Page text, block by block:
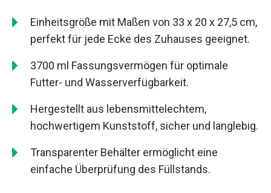
Einheitsgröße mit Maßen von 33 x 20 x 27,5 cm,
perfekt für jede Ecke des Zuhauses geeignet.
3700 ml Fassungsvermögen für optimale
Futter- und Wasserverfügbarkeit.
Hergestellt aus lebensmittelechtem,
hochwertigem Kunststoff, sicher und langlebig.
Transparenter Behälter ermöglicht eine
einfache Überprüfung des Füllstands.